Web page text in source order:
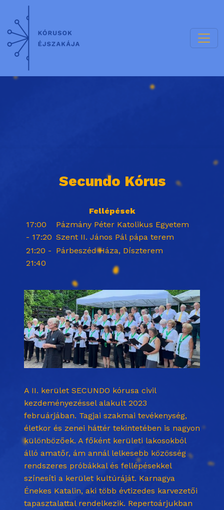
Secundo Kórus
Fellépések
17:00
- 17:20
Pázmány Péter Katolikus Egyetem
Szent II. János Pál pápa terem
21:20 -
21:40
Párbeszéd Háza, Díszterem
A II. kerület SECUNDO kórusa civil
kezdeményezéssel alakult 2023
februárjában. Tagjai szakmai tevékenység,
életkor és zenei háttér tekintetében is nagyon
különbözőek. A főként kerületi lakosokból
álló amatőr, ám annál lelkesebb közösség
rendszeres próbákkal és fellépésekkel
színesíti a kerület kultúráját. Karnagya
Énekes Katalin, aki több évtizedes karvezetői
tapasztalattal rendelkezik. Repertoárjukban